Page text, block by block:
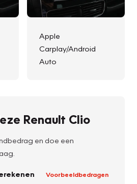
Apple
Carplay/Android
Auto
Renault Clio
en doe een
Voorbeeldbedragen